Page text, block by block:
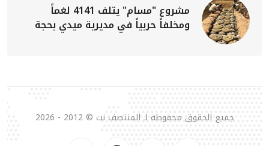
مشروع "مسام" يتلف 4141 لغماً
ومخلفاً حربياً في مديرية ميدي بحجة
جميع الحقوق محفوظة لـ المنتصف نت © 2012 - 2026